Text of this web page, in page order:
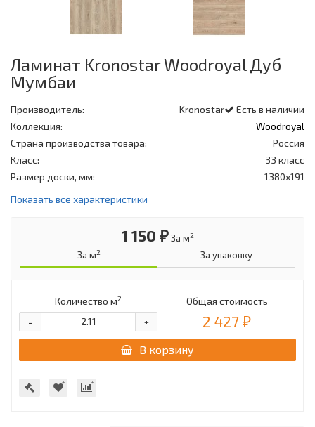
Ламинат Kronostar Woodroyal Дуб
Мумбаи
Есть в наличии
Производитель:
Kronostar
Коллекция:
Woodroyal
Страна производства товара:
Россия
Класс:
33 класс
Размер доски, мм:
1380х191
Показать все характеристики
1 150 ₽ За м2
За м2 За упаковку
Количество м2
+
-
Общая стоимость
2 427 ₽
В корзину